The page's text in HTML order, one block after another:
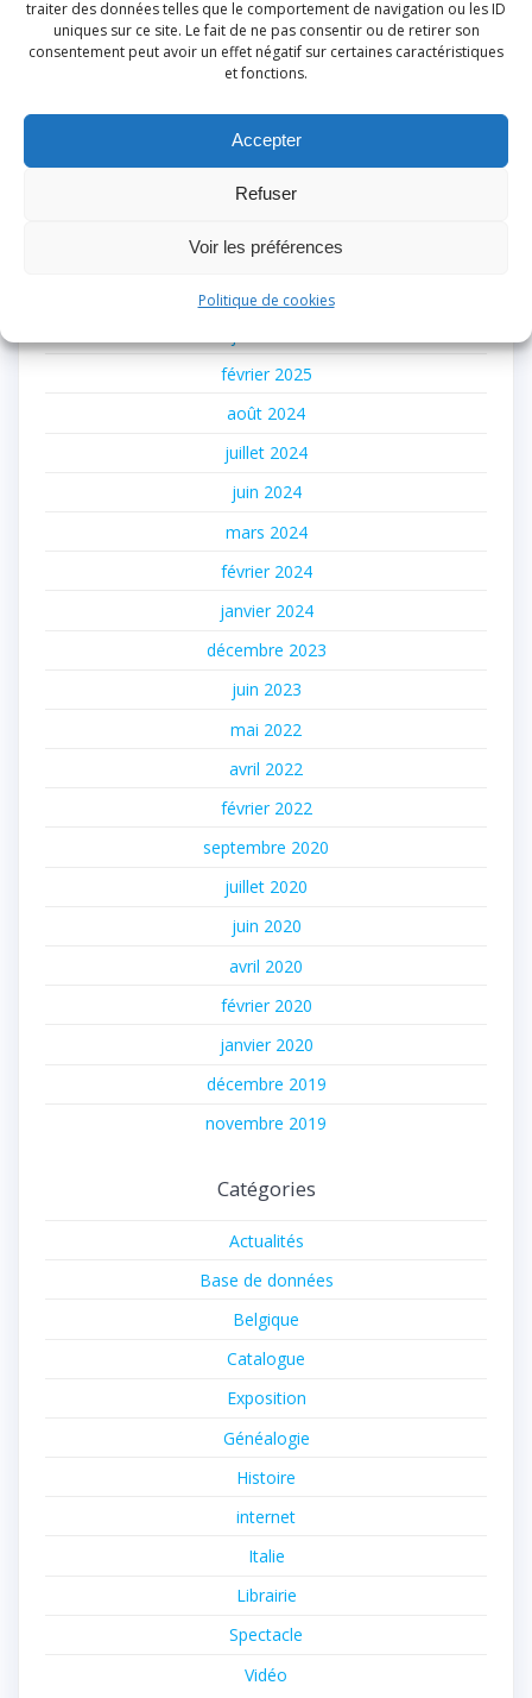
traiter des données telles que le comportement de navigation ou les ID
uniques sur ce site. Le fait de ne pas consentir ou de retirer son
consentement peut avoir un effet négatif sur certaines caractéristiques
et fonctions.
Accepter
Refuser
Voir les préférences
Politique de cookies
Archives
juin 2026
novembre 2025
juillet 2025
février 2025
août 2024
juillet 2024
juin 2024
mars 2024
février 2024
janvier 2024
décembre 2023
juin 2023
mai 2022
avril 2022
février 2022
septembre 2020
juillet 2020
juin 2020
avril 2020
février 2020
janvier 2020
décembre 2019
novembre 2019
Catégories
Actualités
Base de données
Belgique
Catalogue
Exposition
Généalogie
Histoire
internet
Italie
Librairie
Spectacle
Vidéo